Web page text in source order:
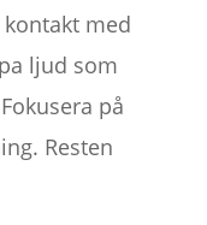
med
ljud som
på
Resten